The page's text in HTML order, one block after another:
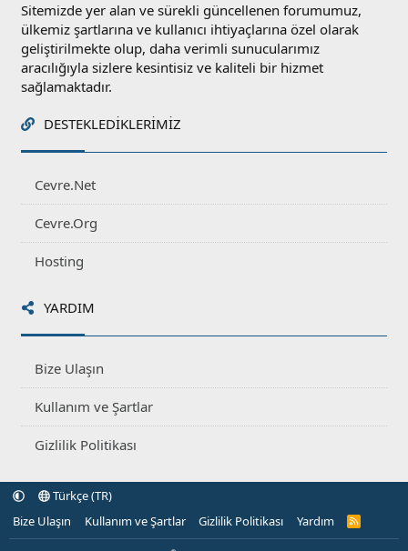
Sitemizde yer alan ve sürekli güncellenen forumumuz,
ülkemiz şartlarına ve kullanıcı ihtiyaçlarına özel olarak
geliştirilmekte olup, daha verimli sunucularımız
aracılığıyla sizlere kesintisiz ve kaliteli bir hizmet
sağlamaktadır.
DESTEKLEDIKLERIMIZ
Cevre.Net
Cevre.Org
Hosting
YARDIM
Bize Ulaşın
Kullanım ve Şartlar
Gizlilik Politikası
Türkçe (TR)
Bize Ulaşın
Kullanım ve Şartlar Gizlilik Politikası Yardım
R